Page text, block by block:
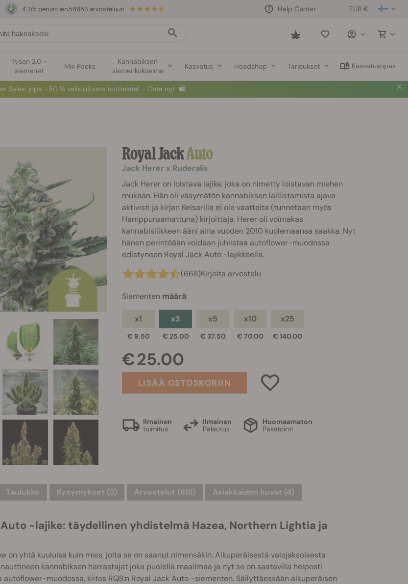
EUR €
Help Center
Saved
Tyson 2.0 -
siemenet
Mix Packs
Kannabiksen
siemenkokoelma
Kasvatus Headshop Tarjoukset Kasvatusopas
4.7/5 perustuen 58653 arvosteluun
Sales: jopa –50 % valikoiduista tuotteista! ⏤ Osta nyt 🛍️
Royal JackAuto
Jack Herer x Ruderalis
Jack Herer on loistava lajike, joka on nimetty loistavan miehen
mukaan. Hän oli väsymätön kannabiksen laillistamista ajava
aktivisti ja kirjan Keisarilla ei ole vaatteita (tunnetaan myös
Hamppuraamattuna) kirjoittaja. Herer oli voimakas
kannabisliikkeen ääni aina vuoden 2010 kuolemaansa saakka. Nyt
hänen perintöään voidaan juhlistaa autoflower-muodossa
edistyneen Royal Jack Auto -lajikkeella.
(668)Kirjoita arvostelu
Siementen määrä:
x1
€ 9.50
x3
€ 25.00
x5
€ 37.50
x10
€ 70.00
x25
€ 140.00
€ 25.00
LISÄÄ OSTOSKORIIN
Ilmainen
toimitus
Ilmainen
Palautus
Huomaamaton
Paketointi
Taulukko Kysymykset (2) Arvostelut (618) Asiakkaiden kuvat (4)
Auto -lajike: täydellinen yhdistelmä Hazea, Northern Lightia ja
on yhtä kuuluisa kuin mies, jolta se on saanut nimensäkin. Alkuperäisestä valojaksoisesta
kannabiksen harrastajat joka puolella maailmaa ja nyt se on saatavilla helposti
autoflower-muodossa, kiitos RQS:n Royal Jack Auto -siementen. Säilyttäessään alkuperäisen